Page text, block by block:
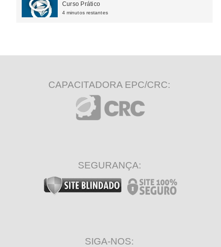
Curso Prático
4 minutos restantes
CAPACITADORA EPC/CRC:
SEGURANÇA:
SIGA-NOS: